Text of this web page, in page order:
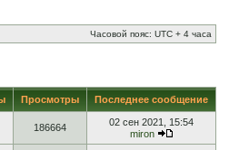
Часовой пояс: UTC + 4 часа
Просмотры Последнее сообщение
186664
02 сен 2021, 15:54
miron